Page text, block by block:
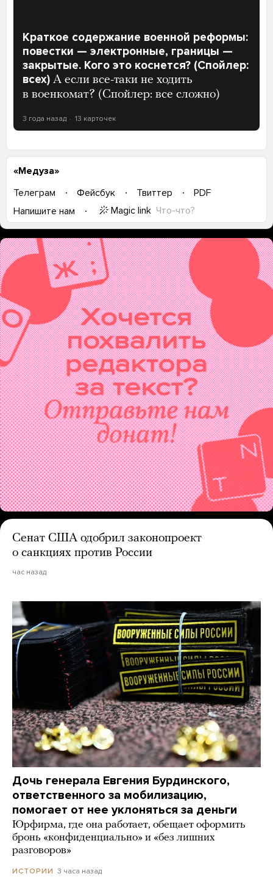
Краткое содержание военной реформы:
повестки — электронные, границы —
закрытые. Кого это коснется? (Спойлер:
всех) А если все-таки не ходить
в военкомат? (Спойлер: все сложно)
3 года назад 13 карточек
«Медуза»
Телеграм
Фейсбук Твиттер
PDF
Напишите нам
Magic link Что-что?
Сенат США одобрил законопроект
о санкциях против России
час назад
Дочь генерала Евгения Бурдинского,
ответственного за мобилизацию,
помогает от нее уклоняться за деньги
Юрфирма, где она работает, обещает оформить
бронь «конфиденциально» и «без лишних
разговоров»
ИСТОРИИ 3 часа назад